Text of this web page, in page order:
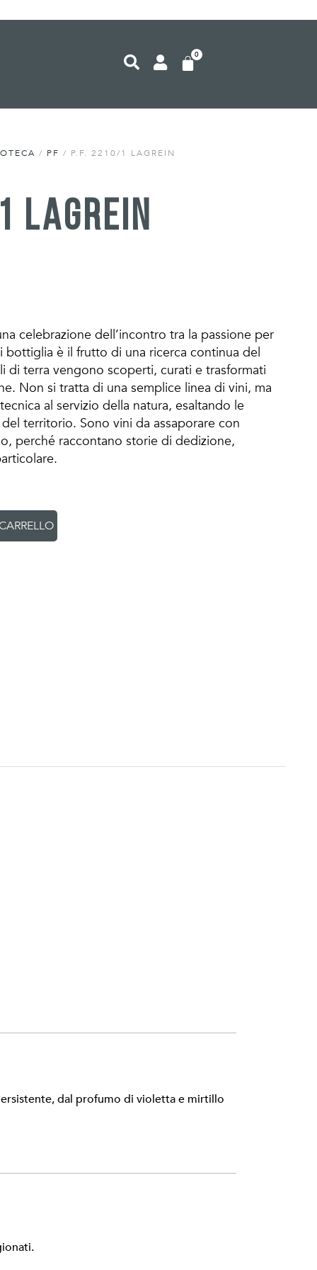
0
/ PF / P.F. 2210/1 LAGREIN
Lagrein
celebrazione dell’incontro tra la passione per
bottiglia è il frutto di una ricerca continua del
terra vengono scoperti, curati e trasformati
Non si tratta di una semplice linea di vini, ma
al servizio della natura, esaltando le
territorio. Sono vini da assaporare con
perché raccontano storie di dedizione,
dal profumo di violetta e mirtillo